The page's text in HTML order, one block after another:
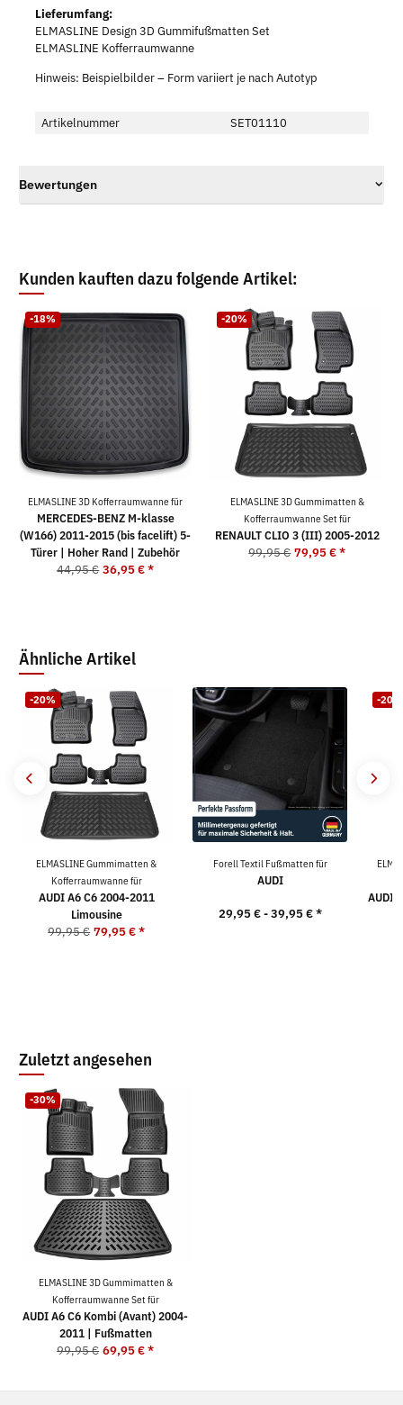
Lieferumfang:
ELMASLINE Design 3D Gummifußmatten Set
ELMASLINE Kofferraumwanne
Hinweis: Beispielbilder – Form variiert je nach Autotyp
Artikelnummer SET01110
Bewertungen
Kunden kauften dazu folgende Artikel:
-18%
ELMASLINE 3D Kofferraumwanne für
MERCEDES-BENZ M-klasse
(W166) 2011-2015 (bis facelift) 5-
Türer | Hoher Rand | Zubehör
44,95 € 36,95 €*
-20%
ELMASLINE 3D Gummimatten &
Kofferraumwanne Set für
RENAULT CLIO 3 (III) 2005-2012
99,95 € 79,95 €*
Ähnliche Artikel
-20%
ELMASLINE Gummimatten &
Kofferraumwanne für
AUDI A6 C6 2004-2011
Limousine
99,95 € 79,95 €*
Forell Textil Fußmatten für
AUDI
29,95 € -39,95 €*
-20%
AUDI
Zuletzt angesehen
-30%
ELMASLINE 3D Gummimatten &
Kofferraumwanne Set für
AUDI A6 C6 Kombi (Avant) 2004-
2011 | Fußmatten
99,95 € 69,95 €*